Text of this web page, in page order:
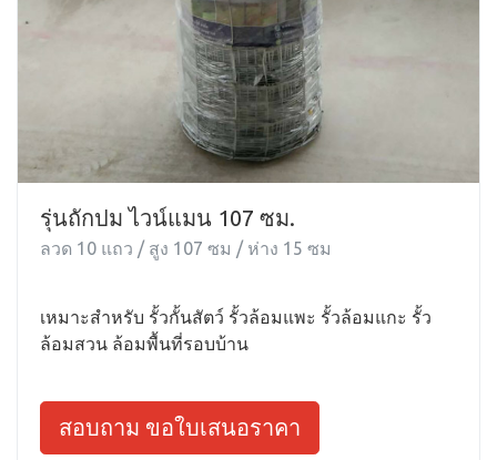
รุ่นถักปม ไวน์แมน 107 ซม.
ลวด 10 แถว / สูง 107 ซม / ห่าง 15 ซม
เหมาะสำหรับ รั้วกั้นสัตว์ รั้วล้อมแพะ รั้วล้อมแกะ รั้ว
ล้อมสวน ล้อมพื้นที่รอบบ้าน
สอบถาม ขอใบเสนอราคา